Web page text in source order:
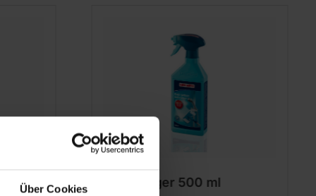
Über Cookies Badreiniger 500 ml